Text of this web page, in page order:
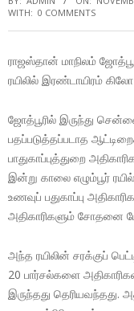
WITH: 0 COMMENTS
ராஜஸ்தான் மாநிலம்
ரயிலில் இரண்டாயிரம்
ஜோத்பூரில் இருந்து
பதப்படுத்தப்படாத
பாதுகாப்புத்துறை
இன்று காலை எழும்பூர்
உணவுப் பதுகாப்பு
அதிகாரிகளும்
அந்த ரயிலின் சரக்குப்
20 பார்சல்களை
இருந்தது